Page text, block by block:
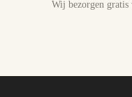
Wij bezorgen gratis